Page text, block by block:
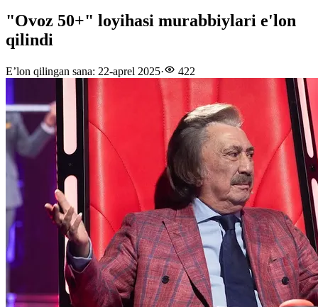
"Ovoz 50+" loyihasi murabbiylari e'lon
qilindi
E’lon qilingan sana: 22-aprel 2025· 422